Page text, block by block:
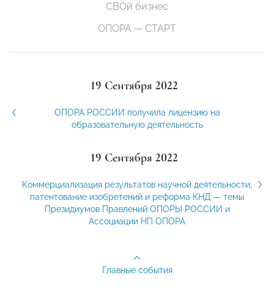
СВОй бизнес
ОПОРА — СТАРТ
19 Сентября 2022
ОПОРА РОССИИ получила лицензию на
образовательную деятельность
19 Сентября 2022
Коммерциализация результатов научной деятельности,
патентование изобретений и реформа КНД — темы
Президиумов Правлений ОПОРЫ РОССИИ и
Ассоциации НП ОПОРА
Главные события